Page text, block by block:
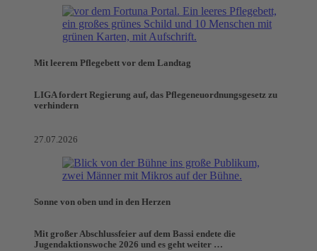
Mit leerem Pflegebett vor dem Landtag
LIGA fordert Regierung auf, das Pflegeneuordnungsgesetz zu
verhindern
27.07.2026
Sonne von oben und in den Herzen
Mit großer Abschlussfeier auf dem Bassi endete die
Jugendaktionswoche 2026 und es geht weiter …